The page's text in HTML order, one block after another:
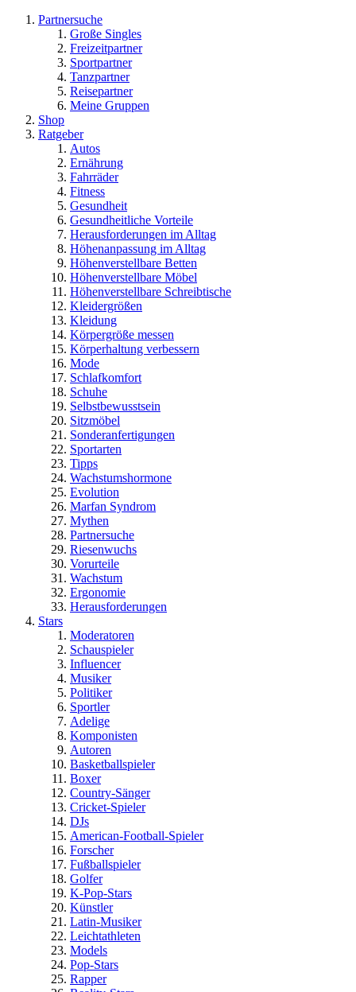
Partnersuche
Große Singles
Freizeitpartner
Sportpartner
Tanzpartner
Reisepartner
Meine Gruppen
Shop
Ratgeber
Autos
Ernährung
Fahrräder
Fitness
Gesundheit
Gesundheitliche Vorteile
Herausforderungen im Alltag
Höhenanpassung im Alltag
Höhenverstellbare Betten
Höhenverstellbare Möbel
Höhenverstellbare Schreibtische
Kleidergrößen
Kleidung
Körpergröße messen
Körperhaltung verbessern
Mode
Schlafkomfort
Schuhe
Selbstbewusstsein
Sitzmöbel
Sonderanfertigungen
Sportarten
Tipps
Wachstumshormone
Evolution
Marfan Syndrom
Mythen
Partnersuche
Riesenwuchs
Vorurteile
Wachstum
Ergonomie
Herausforderungen
Stars
Moderatoren
Schauspieler
Influencer
Musiker
Politiker
Sportler
Adelige
Komponisten
Autoren
Basketballspieler
Boxer
Country-Sänger
Cricket-Spieler
DJs
American-Football-Spieler
Forscher
Fußballspieler
Golfer
K-Pop-Stars
Künstler
Latin-Musiker
Leichtathleten
Models
Pop-Stars
Rapper